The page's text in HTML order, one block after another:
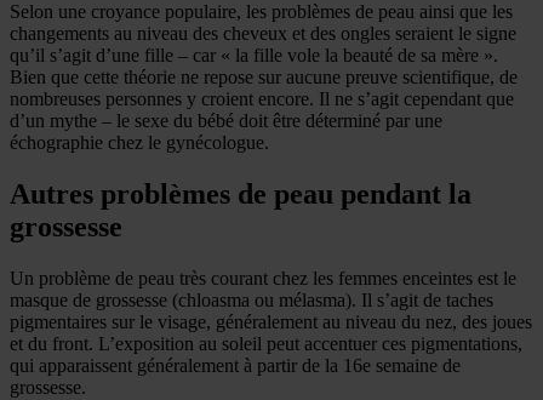
Selon une croyance populaire, les problèmes de peau ainsi que les
changements au niveau des cheveux et des ongles seraient le signe
qu’il s’agit d’une fille – car « la fille vole la beauté de sa mère ».
Bien que cette théorie ne repose sur aucune preuve scientifique, de
nombreuses personnes y croient encore. Il ne s’agit cependant que
d’un mythe – le sexe du bébé doit être déterminé par une
échographie chez le gynécologue.
Autres problèmes de peau pendant la
grossesse
Un problème de peau très courant chez les femmes enceintes est le
masque de grossesse (chloasma ou mélasma). Il s’agit de taches
pigmentaires sur le visage, généralement au niveau du nez, des joues
et du front. L’exposition au soleil peut accentuer ces pigmentations,
qui apparaissent généralement à partir de la 16e semaine de
grossesse.